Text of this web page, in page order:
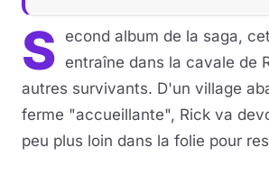
S econd album de la saga,
entraîne dans la cavale de
autres survivants. D'un village
ferme "accueillante", Rick va
peu plus loin dans la folie pour